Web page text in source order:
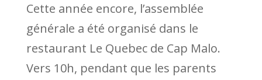
Cette année encore, l’assemblée
générale a été organisé dans le
restaurant Le Quebec de Cap Malo.
Vers 10h, pendant que les parents